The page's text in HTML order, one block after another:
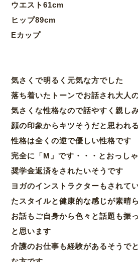
ウエスト61cm
ヒップ89cm
Eカップ
気さくで明るく元気な方でした
落ち着いたトーンでお話され大人
気さくな性格なので話やすく親し
顔の印象からキツそうだと思われ
性格は全くの逆で優しい性格です
完全に「M」です・・・とおっし
奨学金返済をされたいそうです
ヨガのインストラクターもされて
たスタイルと健康的な感じが素晴
お話もご自身から色々と話題も振
と思います
介護のお仕事も経験があるそうで